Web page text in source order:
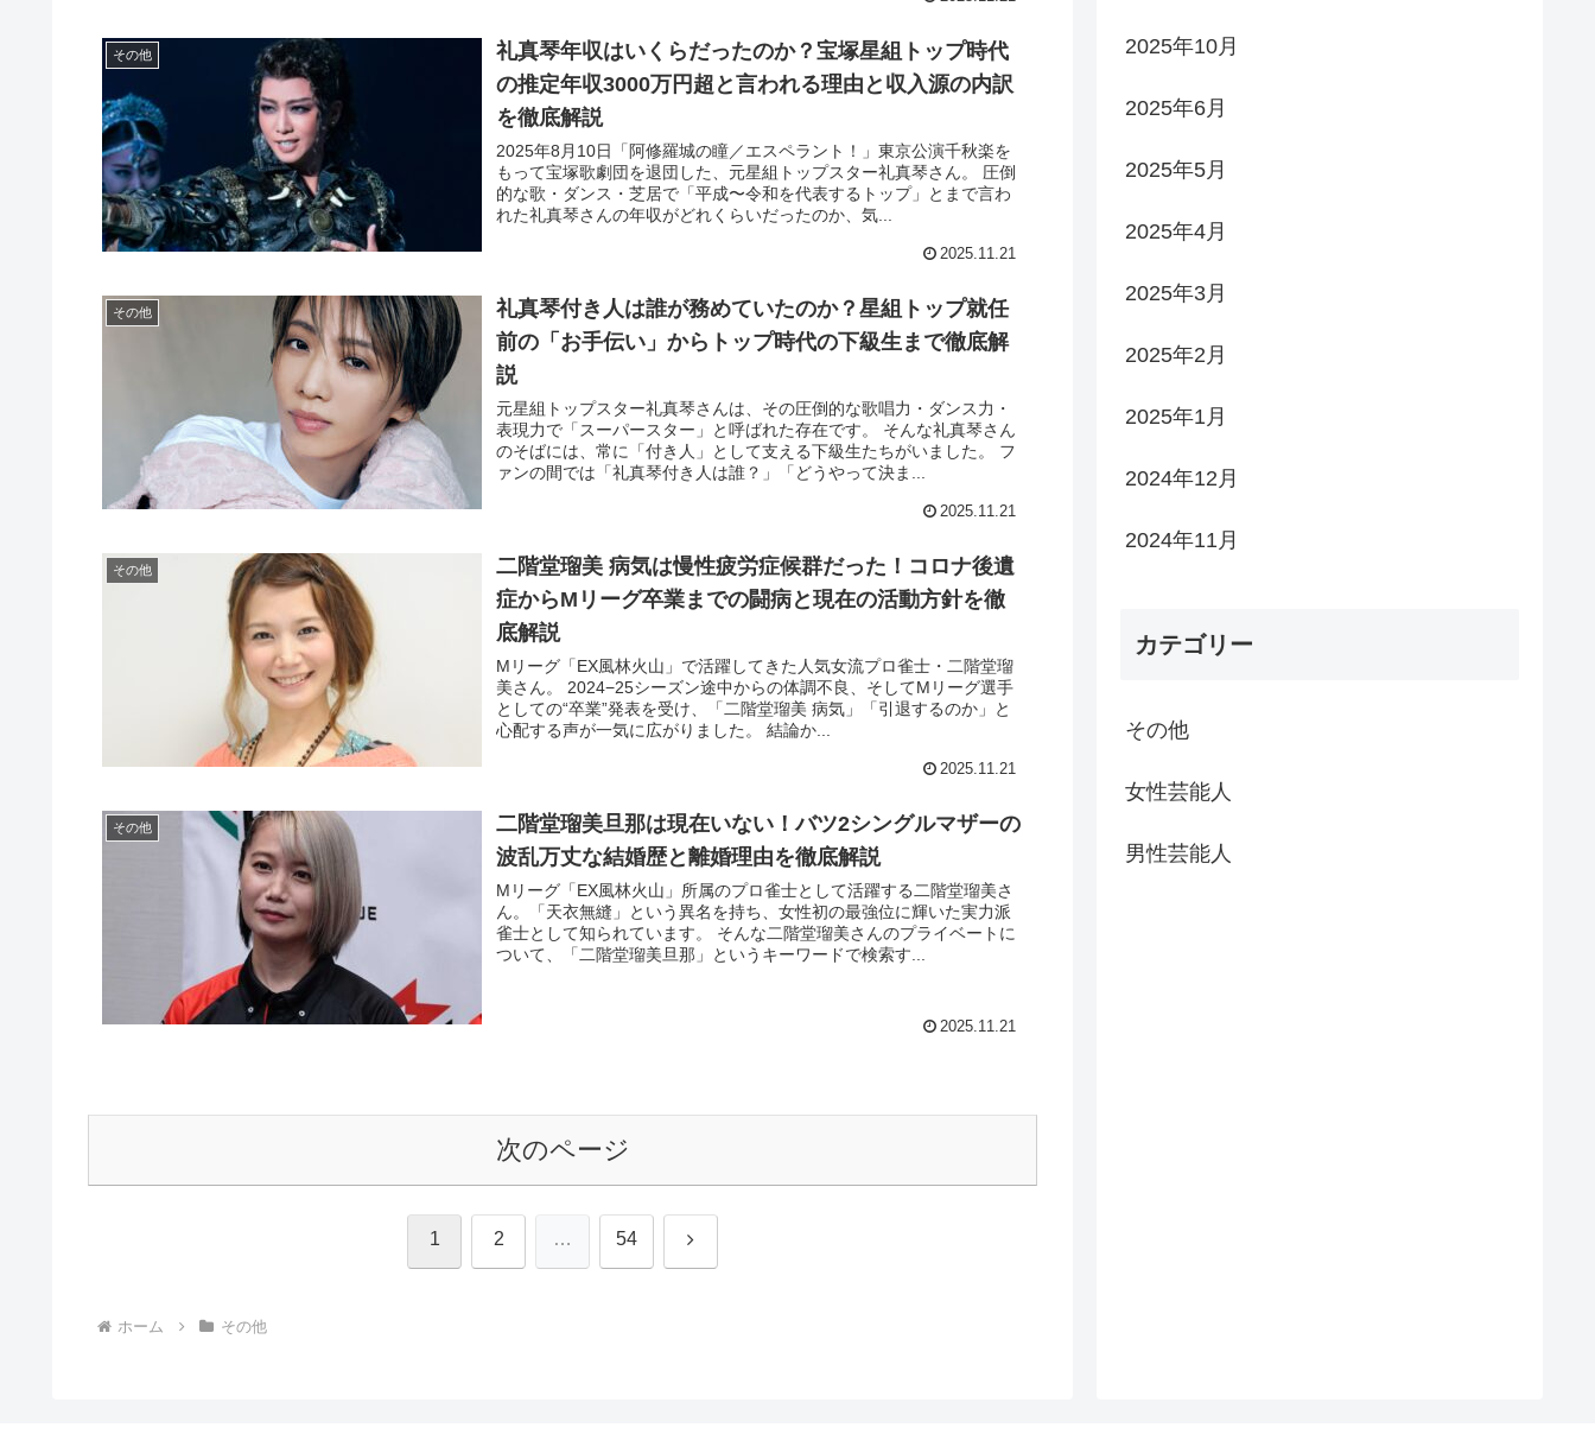
その他
礼真琴年収はいくらだったのか？宝塚星組トップ時代
の推定年収3000万円超と言われる理由と収入源の内訳
を徹底解説
2025年8月10日「阿修羅城の瞳／エスペラント！」東京公演千秋楽を
もって宝塚歌劇団を退団した、元星組トップスター礼真琴さん。 圧倒
的な歌・ダンス・芝居で「平成〜令和を代表するトップ」とまで言わ
れた礼真琴さんの年収がどれくらいだったのか、気...
2025.11.21
その他
礼真琴付き人は誰が務めていたのか？星組トップ就任
前の「お手伝い」からトップ時代の下級生まで徹底解
説
元星組トップスター礼真琴さんは、その圧倒的な歌唱力・ダンス力・
表現力で「スーパースター」と呼ばれた存在です。 そんな礼真琴さん
のそばには、常に「付き人」として支える下級生たちがいました。 フ
ァンの間では「礼真琴付き人は誰？」「どうやって決ま...
2025.11.21
その他
二階堂瑠美 病気は慢性疲労症候群だった！コロナ後遺
症からMリーグ卒業までの闘病と現在の活動方針を徹
底解説
Mリーグ「EX風林火山」で活躍してきた人気女流プロ雀士・二階堂瑠
美さん。 2024−25シーズン途中からの体調不良、そしてMリーグ選手
としての“卒業”発表を受け、「二階堂瑠美 病気」「引退するのか」と
心配する声が一気に広がりました。 結論か...
2025.11.21
その他
二階堂瑠美旦那は現在いない！バツ2シングルマザーの
波乱万丈な結婚歴と離婚理由を徹底解説
Mリーグ「EX風林火山」所属のプロ雀士として活躍する二階堂瑠美さ
ん。「天衣無縫」という異名を持ち、女性初の最強位に輝いた実力派
雀士として知られています。 そんな二階堂瑠美さんのプライベートに
ついて、「二階堂瑠美旦那」というキーワードで検索す...
2025.11.21
次のページ
1 2 … 54 次
ホーム その他
2025年10月
2025年6月
2025年5月
2025年4月
2025年3月
2025年2月
2025年1月
2024年12月
2024年11月
カテゴリー
その他
女性芸能人
男性芸能人